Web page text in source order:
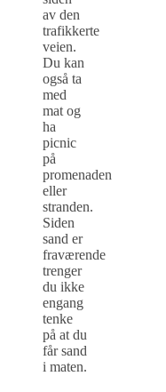
av den
trafikkerte
veien.
Du kan
også ta
med
mat og
ha
picnic
på
promenaden
eller
stranden.
Siden
sand er
fraværende
trenger
du ikke
engang
tenke
på at du
får sand
i maten.